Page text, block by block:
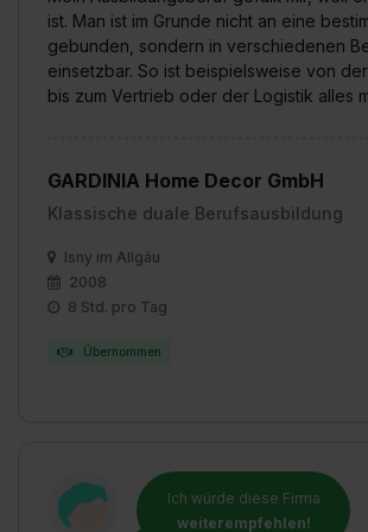
einzelnen Cookies findest du durch Klick
zeigen“. Weitere Informationen:
Impressum
ist. Man ist im Grunde nicht an eine
gebunden, sondern in verschiedenen
einsetzbar. So ist beispielsweise von
bis zum Vertrieb oder der Logistik alles
GARDINIA Home Decor GmbH
Klassische duale Berufsausbildung
Isny im Allgäu
2008
8 Std. pro Tag
Übernommen
Ich würde diese Firma
weiterempfehlen!